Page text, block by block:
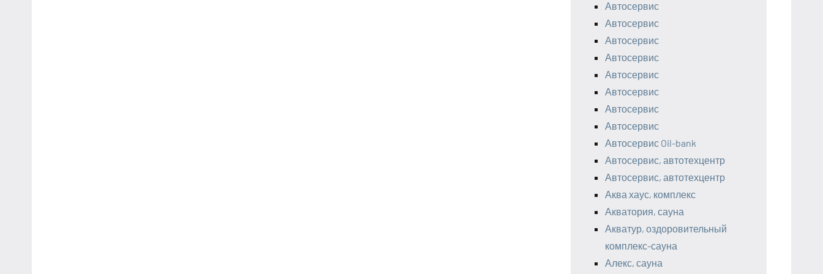
Автосервис
Автосервис
Автосервис
Автосервис
Автосервис
Автосервис
Автосервис
Автосервис
Автосервис Oil-bank
Автосервис, автотехцентр
Автосервис, автотехцентр
Аква хаус, комплекс
Акватория, сауна
Акватур, оздоровительный
комплекс-сауна
Алекс, сауна